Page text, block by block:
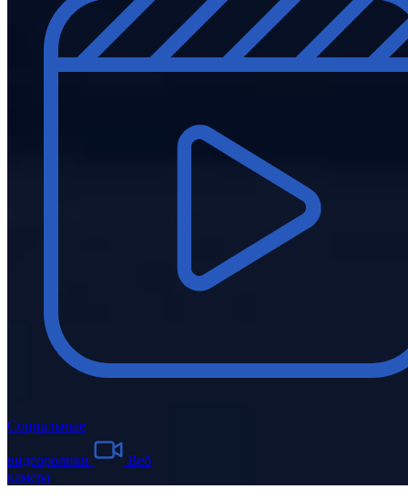
Социальные
видеоролики
Веб
камера